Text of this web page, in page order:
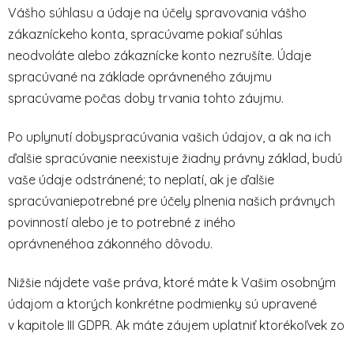
Vášho súhlasu a údaje na účely spravovania vášho
zákazníckeho konta, spracúvame pokiaľ súhlas
neodvoláte alebo zákaznícke konto nezrušíte. Údaje
spracúvané na základe oprávneného záujmu
spracúvame počas doby trvania tohto záujmu.
Po uplynutí dobyspracúvania vašich údajov, a ak na ich
ďalšie spracúvanie neexistuje žiadny právny základ, budú
vaše údaje odstránené; to neplatí, ak je ďalšie
spracúvaniepotrebné pre účely plnenia našich právnych
povinností alebo je to potrebné z iného
oprávnenéhoa zákonného dôvodu.
Nižšie nájdete vaše práva, ktoré máte k Vašim osobným
údajom a ktorých konkrétne podmienky sú upravené
v kapitole III GDPR. Ak máte záujem uplatniť ktorékoľvek zo